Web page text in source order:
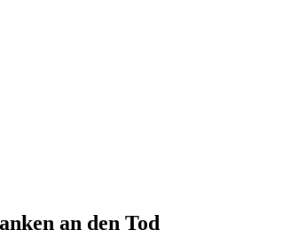
an den Tod